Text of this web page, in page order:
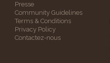
Presse
Community Guidelines
Terms & Conditions
Privacy Policy
Contactez-nous